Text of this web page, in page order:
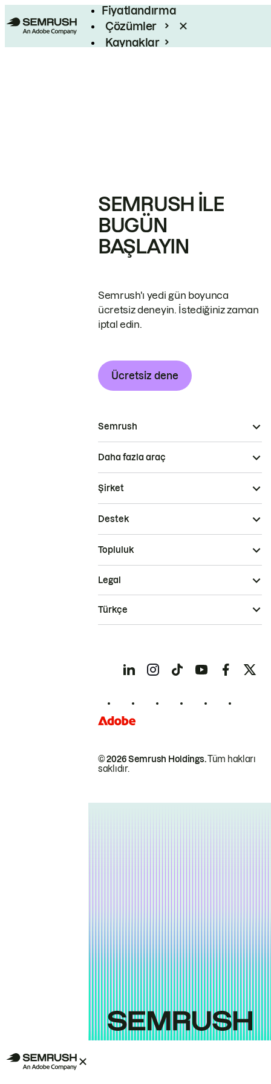
Fiyatlandırma
Çözümler
Kaynaklar
SEMRUSH ILE
BUGÜN
BAŞLAYIN
Semrush'ı yedi gün boyunca
ücretsiz deneyin. İstediğiniz zaman
iptal edin.
Ücretsiz dene
Semrush
Daha fazla araç
Şirket
Destek
Topluluk
© 2026 Semrush Holdings.Tüm hakları
saklıdır.
Legal
Türkçe